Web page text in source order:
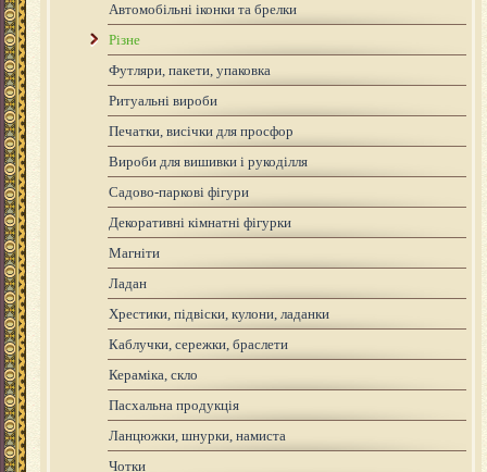
Автомобільні іконки та брелки
Різне
Футляри, пакети, упаковка
Ритуальні вироби
Печатки, висічки для просфор
Вироби для вишивки і рукоділля
Садово-паркові фігури
Декоративні кімнатні фігурки
Магніти
Ладан
Хрестики, підвіски, кулони, ладанки
Каблучки, сережки, браслети
Кераміка, скло
Пасхальна продукція
Ланцюжки, шнурки, намиста
Чотки